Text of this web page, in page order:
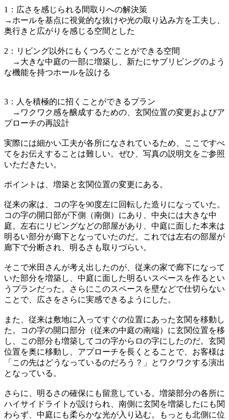
1：広さを感じられる間取りへの解決策
→ホールを基点に視覚的な抜けや光の取り込み方を工夫し、
奥行きと広がりを感じる空間とした
2：リビング以外にもくつろぐことができる空間
→大きな中庭の一部に増築し、新たにサブリビングのよう
な機能を持つホールを設ける
3：人を積極的に招くことができるプラン
→ワクワク感を醸成するための、玄関位置の変更およびア
プローチの再設計
実際には細かい工夫が各所になされているため、ここですべ
てをお伝えすることは難しい。ぜひ、写真の説明文をご参照
いただきたい。
ポイントは、増築と玄関位置の変更にある。
従来の家は、コの字を90度左に回転した造りになっていた。
コの字の開口部が下側（南側）にあり、中央には大きな中
庭。左右にリビングなどの部屋があり、中庭に面した本来は
明るい部分が廊下となっていたのだ。これでは左右の部屋が
廊下で分断され、明るさも取りづらい。
そこで米田さんが考え出したのが、従来の家で廊下になって
いた部分を増築し、中庭に面した明るいスペースを作るとい
うプランだった。さらにこのスペースを壁などで仕切らない
ことで、広さをさらに実感できるようにした。
また、従来は敷地に入ってすぐの位置にあった玄関を移動し
た。コの字の開口部分（従来の中庭の南端）に玄関位置を移
し、この部分も増築してコの字からロの字にしたのだ。玄関
位置を奥に移動し、アプローチを長くとることで、お客様は
「この先はどうなっているのだろう？」とワクワクする演出
となっている。
さらに、明るさの確保にも留意している。増築部分の各所に
ハイサイドライトが設けられ、南側に玄関を増築したにも関
わらず、中庭にも柔らかな光が入り込む。もっとも北側に位